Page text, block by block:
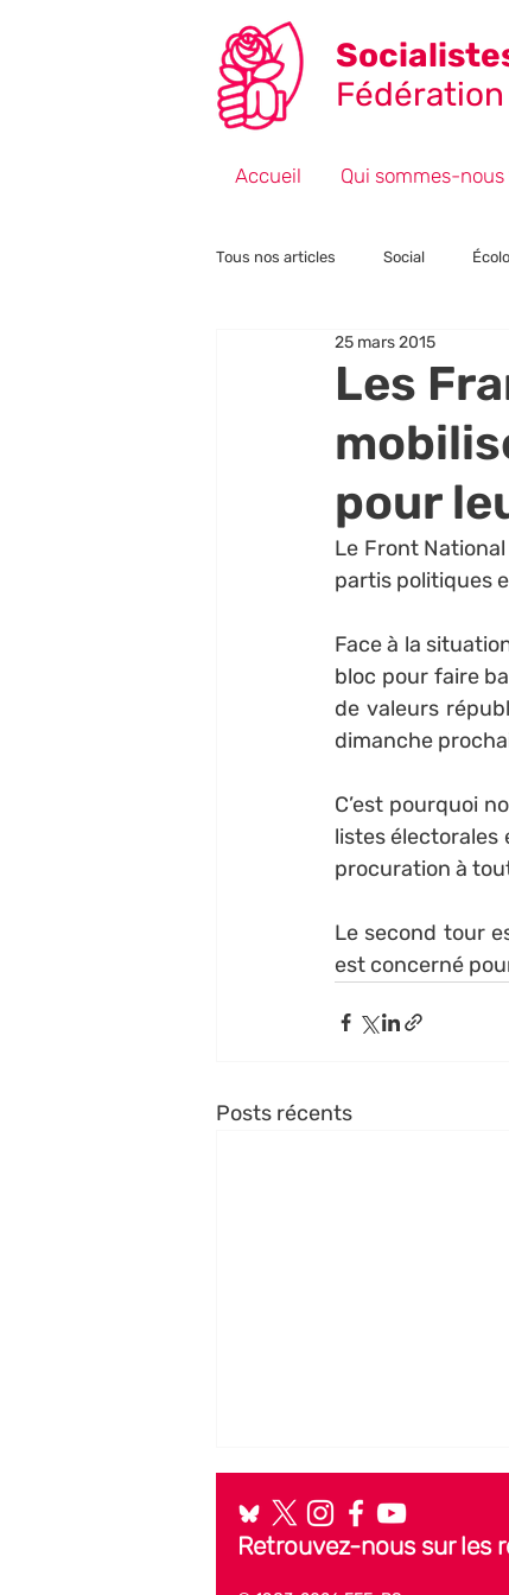
Accueil Qui sommes-nous
Tous nos articles Social
Point de vue
Les
pour
25 mars 2015
Le Front National
partis politiques
Face à la
bloc pour faire
de valeurs
dimanche
C’est pourquoi
listes électorales
procuration à
Le second tour
est concerné
Posts récents
Retrouvez-nous sur les